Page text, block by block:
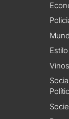
Estilo
Vinos